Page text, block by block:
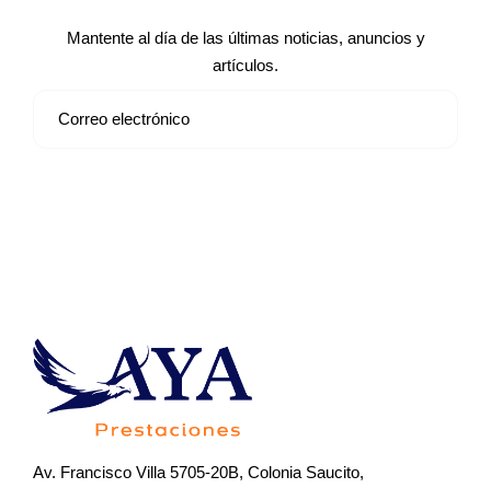
Mantente al día de las últimas noticias, anuncios y
artículos.
Av. Francisco Villa 5705-20B, Colonia Saucito,